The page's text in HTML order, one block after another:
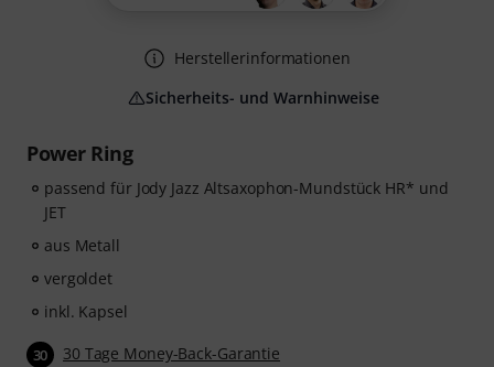
Power Ring
passend für Jody Jazz Altsaxophon-Mundstück HR* und
JET
aus Metall
vergoldet
inkl. Kapsel
30 30 Tage Money-Back-Garantie
Herstellerinformationen
Sicherheits- und Warnhinweise